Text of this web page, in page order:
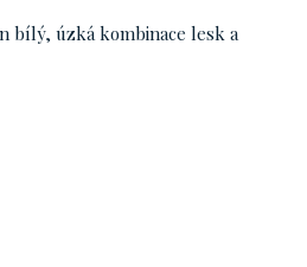
bílý, úzká kombinace lesk a